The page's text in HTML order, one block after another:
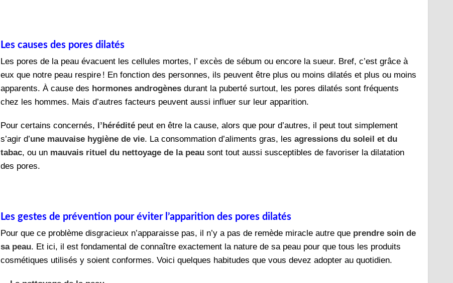
Les causes des pores dilatés
Les pores de la peau évacuent les cellules mortes, l’ excès de sébum ou encore la sueur. Bref, c’est grâce à
eux que notre peau respire ! En fonction des personnes, ils peuvent être plus ou moins dilatés et plus ou moins
apparents. À cause des hormones androgènes durant la puberté surtout, les pores dilatés sont fréquents
chez les hommes. Mais d’autres facteurs peuvent aussi influer sur leur apparition.
Pour certains concernés, l’hérédité peut en être la cause, alors que pour d’autres, il peut tout simplement
s’agir d’une mauvaise hygiène de vie. La consommation d’aliments gras, lesagressions du soleil et du
tabac, ou un mauvais rituel du nettoyage de la peau sont tout aussi susceptibles de favoriser la dilatation
des pores.
Les gestes de prévention pour éviter l’apparition des pores dilatés
Pour que ce problème disgracieux n’apparaisse pas, il n’y a pas de remède miracle autre que prendre soin de
sa peau. Et ici, il est fondamental de connaître exactement la nature de sa peau pour que tous les produits
cosmétiques utilisés y soient conformes. Voici quelques habitudes que vous devez adopter au quotidien.